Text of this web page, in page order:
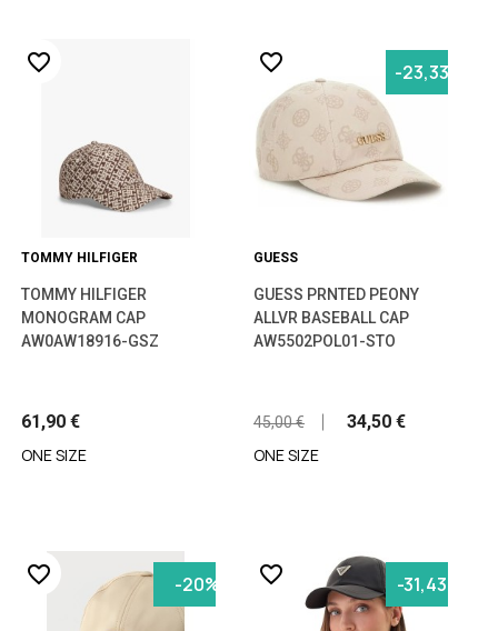
TOMMY HILFIGER
TOMMY HILFIGER
MONOGRAM CAP
AW0AW18916-GSZ
61,90 €
ONE SIZE
favorite_border
GUESS
GUESS PRNTED PEONY
ALLVR BASEBALL CAP
AW5502POL01-STO
45,00 €
34,50 €
ONE SIZE
-23,33%
favorite_border
-20%
favorite_border -31,43%
favorite_border